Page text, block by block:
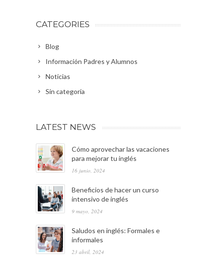
CATEGORIES
Blog
Información Padres y Alumnos
Noticias
Sin categoría
LATEST NEWS
Cómo aprovechar las vacaciones
para mejorar tu inglés
16 junio, 2024
Beneficios de hacer un curso
intensivo de inglés
9 mayo, 2024
Saludos en inglés: Formales e
informales
23 abril, 2024